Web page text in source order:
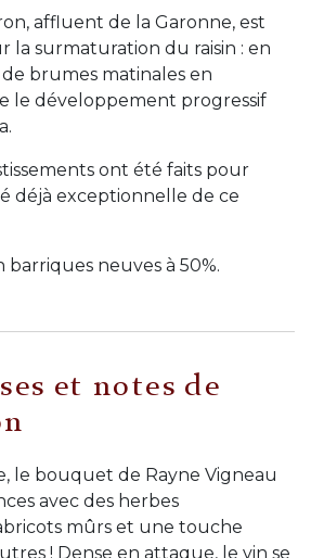
affluent de la Garonne, est
la surmaturation du raisin : en
brumes matinales en
le développement progressif
ont été faits pour
déjà exceptionnelle de ce
barriques neuves à 50%.
et notes de
le bouquet de Rayne Vigneau
avec des herbes
mûrs et une touche
! Dense en attaque, le vin se